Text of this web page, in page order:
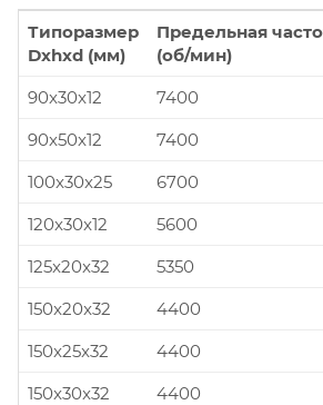
Типоразмер
Dxhxd (мм)
Предельная
(об/мин)
90x30x12
7400
90x50x12
7400
100x30x25
6700
120x30x12
5600
125x20x32
5350
150x20x32
4400
150x25x32
4400
150x30x32
4400